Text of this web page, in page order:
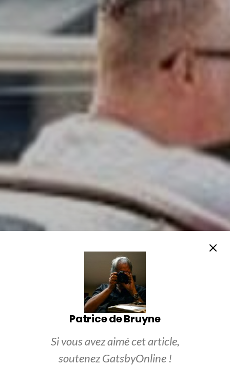
Patrice de Bruyne
Si vous avez aimé cet article,
soutenez GatsbyOnline !